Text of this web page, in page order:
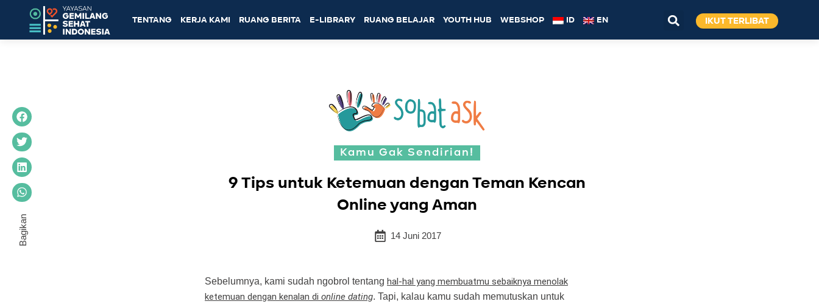
TENTANG KERJA KAMI RUANG BERITA E-LIBRARY RUANG BELAJAR YOUTH HUB WEBSHOP ID EN IKUT TERLIBAT
Kamu Gak Sendirian!
9 Tips untuk Ketemuan dengan Teman Kencan
Online yang Aman
14 Juni 2017
Sebelumnya, kami sudah ngobrol tentang hal-hal yang membuatmu sebaiknya menolak
ketemuan dengan kenalan di online dating. Tapi, kalau kamu sudah memutuskan untuk